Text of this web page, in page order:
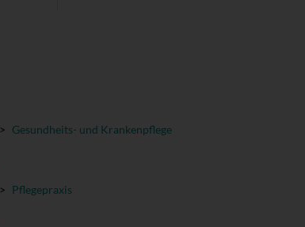
> Gesundheits- und Krankenpflege
> Pflegepraxis